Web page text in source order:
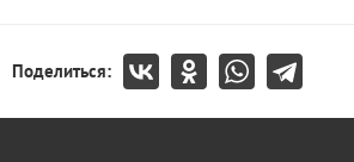
Поделиться: